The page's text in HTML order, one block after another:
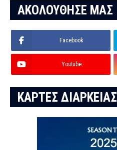
ΑΚΟΛΟΥΘΗΣΕ ΜΑΣ
Facebook
Youtube
ΚΑΡΤΕΣ ΔΙΑΡΚΕΙΑΣ